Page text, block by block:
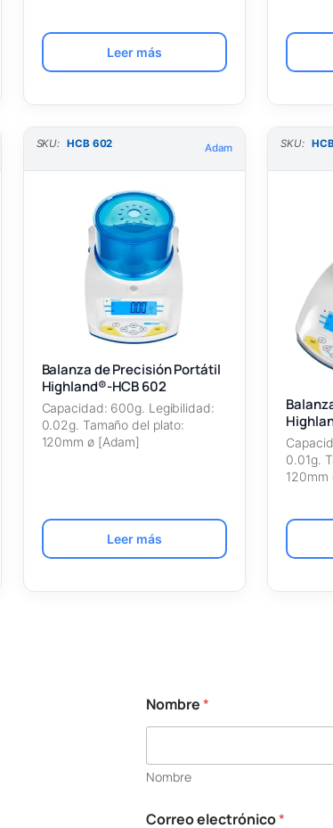
Leer más
SKU: HCB 602 Adam
Balanza de Precisión Portátil
Highland®-HCB 602
Capacidad: 600g. Legibilidad:
0.02g. Tamaño del plato:
120mm ø [Adam]
Leer más
SKU:
0.01g.
120mm
Nombre*
Nombre
Correo electrónico*